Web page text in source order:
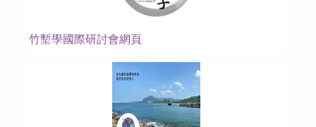
竹塹學國際研討會網頁